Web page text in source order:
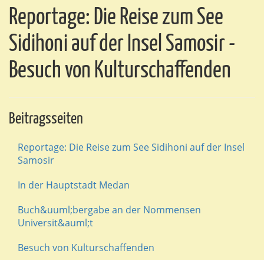
Reportage: Die Reise zum See
Sidihoni auf der Insel Samosir -
Besuch von Kulturschaffenden
Beitragsseiten
Reportage: Die Reise zum See Sidihoni auf der Insel
Samosir
In der Hauptstadt Medan
Buch&uuml;bergabe an der Nommensen
Universit&auml;t
Besuch von Kulturschaffenden